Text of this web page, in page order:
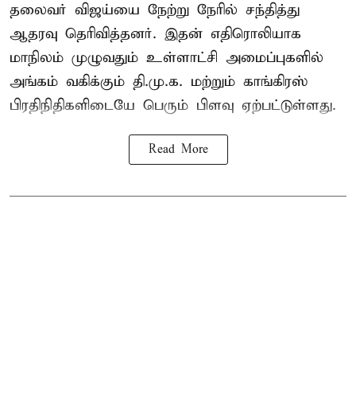
தலைவர் விஜய்யை நேற்று நேரில் சந்தித்து
ஆதரவு தெரிவித்தனர். இதன் எதிரொலியாக
மாநிலம் முழுவதும் உள்ளாட்சி அமைப்புகளில்
அங்கம் வகிக்கும் தி.மு.க. மற்றும் காங்கிரஸ்
பிரதிநிதிகளிடையே பெரும் பிளவு ஏற்பட்டுள்ளது.
Read More